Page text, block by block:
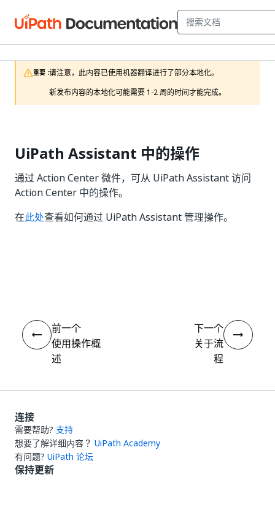
重要 :请注意，此内容已使用机器翻译进行了部分本地化。
新发布内容的本地化可能需要 1-2 周的时间才能完成。
UiPath Assistant 中的操作
通过 Action Center 微件，可从 UiPath Assistant 访问
Action Center 中的操作。
在此处查看如何通过 UiPath Assistant 管理操作。
前一个
使用操作概
述
下一个
关于流
程
连接
需要帮助? 支持
想要了解详细内容？ UiPath Academy
有问题? UiPath 论坛
保持更新